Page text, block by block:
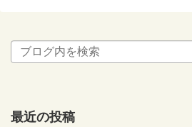
最近の投稿